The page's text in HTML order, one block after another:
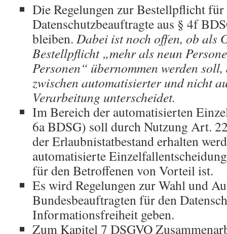
Die Regelungen zur Bestellpflicht
Datenschutzbeauftragte aus § 4f
bleiben. Dabei ist noch offen, ob als
Bestellpflicht „mehr als neun
Personen“ übernommen werden
zwischen automatisierter und nicht
Verarbeitung unterscheidet.
Im Bereich der automatisierten
6a BDSG) soll durch Nutzung Art.
der Erlaubnistatbestand erhalten
automatisierte
für den Betroffenen von Vorteil ist.
Es wird Regelungen zur Wahl und
Bundesbeauftragten für den
Informationsfreiheit geben.
Zum Kapitel 7 DSGVO